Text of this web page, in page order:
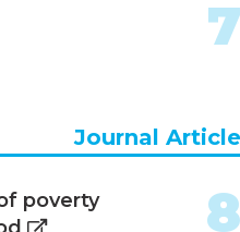
7
Journal Article
poverty
8